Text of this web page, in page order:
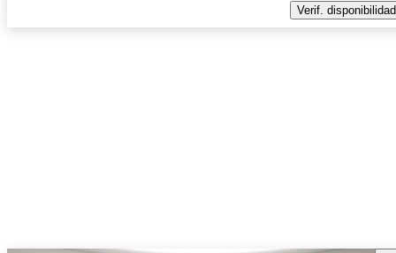
Verif. disponibilidad